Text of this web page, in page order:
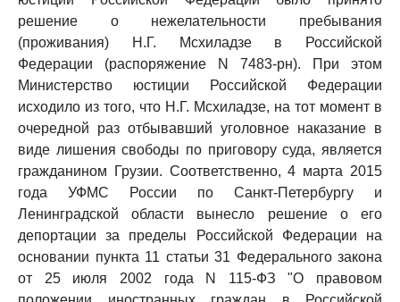
решение о нежелательности пребывания
(проживания) Н.Г. Мсхиладзе в Российской
Федерации (распоряжение N 7483-рн). При этом
Министерство юстиции Российской Федерации
исходило из того, что Н.Г. Мсхиладзе, на тот момент в
очередной раз отбывавший уголовное наказание в
виде лишения свободы по приговору суда, является
гражданином Грузии. Соответственно, 4 марта 2015
года УФМС России по Санкт-Петербургу и
Ленинградской области вынесло решение о его
депортации за пределы Российской Федерации на
основании пункта 11 статьи 31 Федерального закона
от 25 июля 2002 года N 115-ФЗ "О правовом